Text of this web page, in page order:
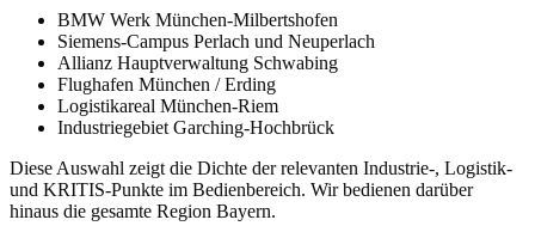
BMW Werk München-Milbertshofen
Siemens-Campus Perlach und Neuperlach
Allianz Hauptverwaltung Schwabing
Flughafen München / Erding
Logistikareal München-Riem
Industriegebiet Garching-Hochbrück
Diese Auswahl zeigt die Dichte der relevanten Industrie-, Logistik-
und KRITIS-Punkte im Bedienbereich. Wir bedienen darüber
hinaus die gesamte Region Bayern.